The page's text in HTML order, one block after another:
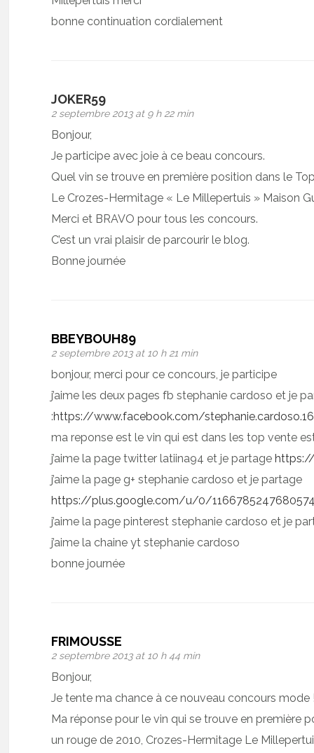
bonne continuation cordialement
JOKER59
2 septembre 2013 at 9 h 22 min
Bonjour,
Je participe avec joie à ce beau concours.
Quel vin se trouve en première position dans le
Le Crozes-Hermitage « Le Millepertuis » Maison
Merci et BRAVO pour tous les concours.
C’est un vrai plaisir de parcourir le blog.
Bonne journée
BBEYBOUH89
2 septembre 2013 at 10 h 21 min
bonjour, merci pour ce concours, je participe
j’aime les deux pages fb stephanie cardoso et je
:https://www.facebook.com/
ma reponse est le vin qui est dans les top vente
j’aime la page twitter latiina94 et je partage
j’aime la page g+ stephanie cardoso et je partage
https://plus.google.com/u/0/
j’aime la page pinterest stephanie cardoso et je
j’aime la chaine yt stephanie cardoso
bonne journée
FRIMOUSSE
2 septembre 2013 at 10 h 44 min
Bonjour,
Je tente ma chance à ce nouveau concours mode
Ma réponse pour le vin qui se trouve en première
un rouge de 2010, Crozes-Hermitage Le